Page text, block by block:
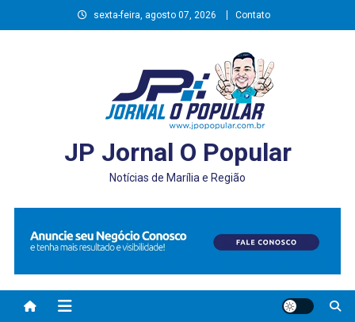
to
sexta-feira, agosto 07, 2026 Contato
JP Jornal O Popular
Notícias de Marília e Região